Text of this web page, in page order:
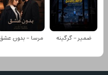
ضمیر - گرگینه مرسا - بدون